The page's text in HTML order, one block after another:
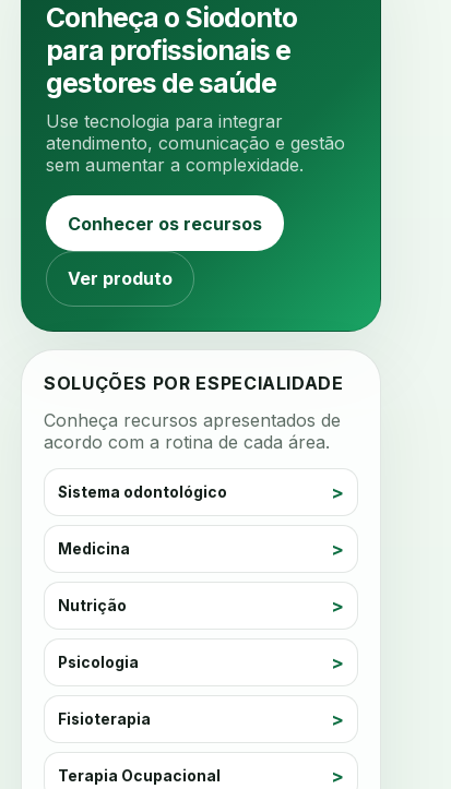
ambiente clinico ampliacao
analgesia analgesia digital
analise 3d
analise elementos finitos
analise facial analise funcional
analise mastigacao anamnese
anamnese estruturada
anamnese nutricional
anestesia computadorizada
ansiedade ansiedade infantil
ansiedade no consultorio
ansiedade odontologica
antes e depois antibiotico
antibioticos
anticoagulantes
apdt apertamento diurno
apinhamento dentario
apneia do sono apneia sono
Conheça o Siodonto
para profissionais e
gestores de saúde
Use tecnologia para integrar
atendimento, comunicação e gestão
sem aumentar a complexidade.
Conhecer os recursos
Ver produto
SOLUÇÕES POR ESPECIALIDADE
Conheça recursos apresentados de
acordo com a rotina de cada área.
Sistema odontológico
Medicina
Nutrição
Psicologia
Fisioterapia
Terapia Ocupacional